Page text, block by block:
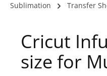
Sublimation Transfer
Cricut
size for